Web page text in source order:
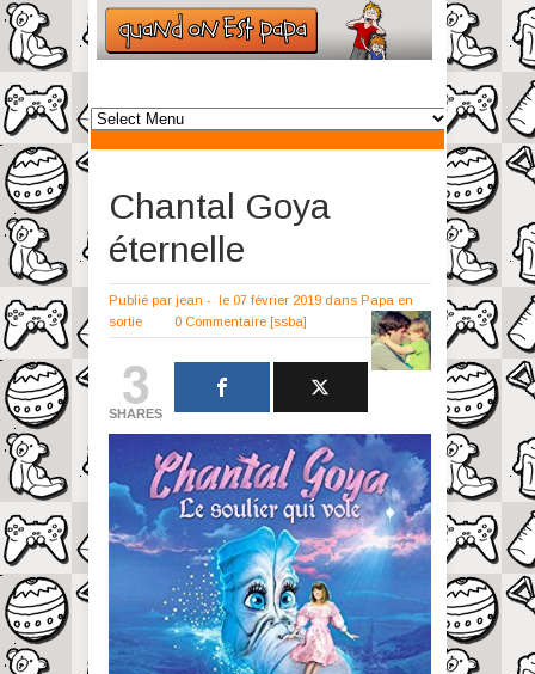
Chantal Goya
éternelle
Publié par jean - le 07 février 2019 dans Papa en
sortie
0 Commentaire [ssba]
3
SHARES